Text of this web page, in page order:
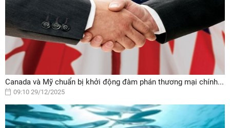
Canada và Mỹ chuẩn bị khởi động đàm phán thương mại chính...
09:10 29/12/2025